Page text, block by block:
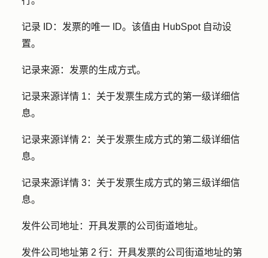
记录 ID： 发票的唯一 ID。该值由 HubSpot 自动设
置。
记录来源： 发票的生成方式。
记录来源详情 1： 关于发票生成方式的第一级详细信
息。
记录来源详情 2： 关于发票生成方式的第二级详细信
息。
记录来源详情 3： 关于发票生成方式的第三级详细信
息。
发件公司地址： 开具发票的公司街道地址。
发件公司地址第 2 行： 开具发票的公司街道地址的第